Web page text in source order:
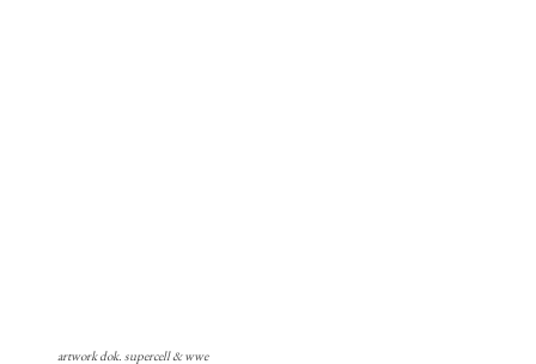
artwork dok. supercell & wwe